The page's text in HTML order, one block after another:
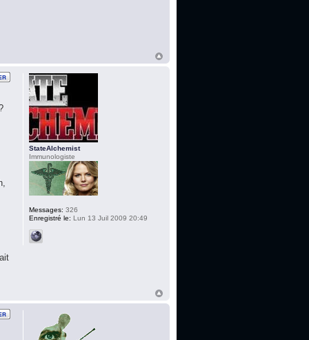
StateAlchemist
Immunologiste
Messages: 326
Enregistré le: Lun 13 Juil 2009 20:49